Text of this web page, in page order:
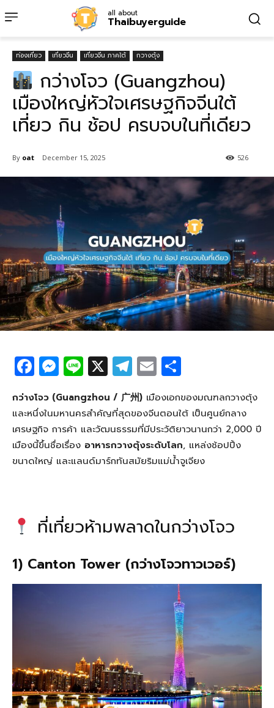
all about
Thaibuyerguide
ท่องเที่ยว เที่ยวจีน เที่ยวจีน ภาคใต้ กวางตุ้ง
กว่างโจว (Guangzhou)
เมืองใหญ่หัวใจเศรษฐกิจจีนใต้
เที่ยว กิน ช้อป ครบจบในที่เดียว
By oat December 15, 2025 526
F
a
c
e
b
o
M
e
ss
e
n
g
Li
n
e
X T
el
e
g
ra
m
E
m
ailar
e
กว่างโจว (Guangzhou / 广州) เมืองเอกของมณฑลกวางตุ้ง
และหนึ่งในมหานครสำคัญที่สุดของจีนตอนใต้ เป็นศูนย์กลาง
เศรษฐกิจ การค้า และวัฒนธรรมที่มีประวัติยาวนานกว่า 2,000 ปี
เมืองนี้ขึ้นชื่อเรื่อง อาหารกวางตุ้งระดับโลก, แหล่งช้อปปิ้ง
ขนาดใหญ่ และแลนด์มาร์กทันสมัยริมแม่น้ำจูเจียง
ที่เที่ยวห้ามพลาดในกว่างโจว
1) Canton Tower (กว่างโจวทาวเวอร์)